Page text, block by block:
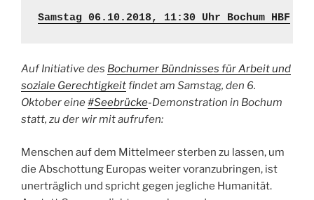
Samstag 06.10.2018, 11:30 Uhr Bochum HBF
Auf Initiative des Bochumer Bündnisses für Arbeit und
soziale Gerechtigkeitfindet am Samstag, den 6.
Oktober eine#Seebrücke-Demonstration in Bochum
statt, zu der wir mit aufrufen:
Menschen auf dem Mittelmeer sterben zu lassen, um
die Abschottung Europas weiter voranzubringen, ist
unerträglich und spricht gegen jegliche Humanität.